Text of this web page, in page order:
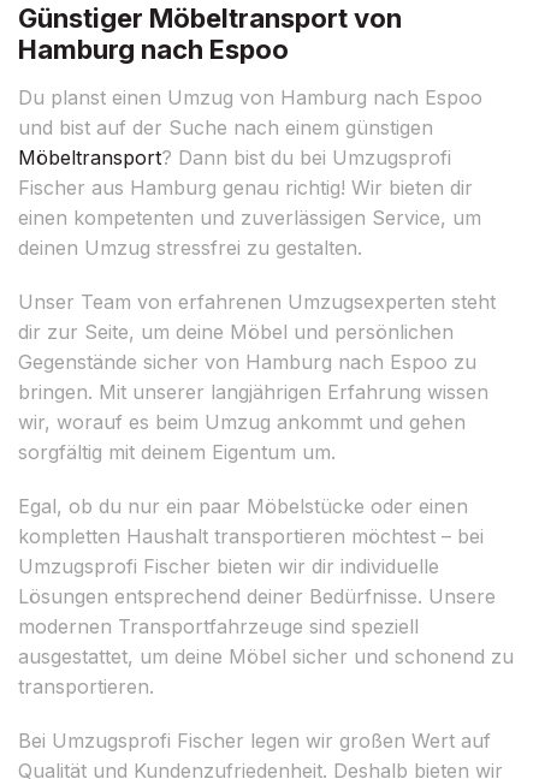
Günstiger Möbeltransport von
Hamburg nach Espoo
Du planst einen Umzug von Hamburg nach Espoo
und bist auf der Suche nach einem günstigen
Möbeltransport? Dann bist du bei Umzugsprofi
Fischer aus Hamburg genau richtig! Wir bieten dir
einen kompetenten und zuverlässigen Service, um
deinen Umzug stressfrei zu gestalten.
Unser Team von erfahrenen Umzugsexperten steht
dir zur Seite, um deine Möbel und persönlichen
Gegenstände sicher von Hamburg nach Espoo zu
bringen. Mit unserer langjährigen Erfahrung wissen
wir, worauf es beim Umzug ankommt und gehen
sorgfältig mit deinem Eigentum um.
Egal, ob du nur ein paar Möbelstücke oder einen
kompletten Haushalt transportieren möchtest – bei
Umzugsprofi Fischer bieten wir dir individuelle
Lösungen entsprechend deiner Bedürfnisse. Unsere
modernen Transportfahrzeuge sind speziell
ausgestattet, um deine Möbel sicher und schonend zu
transportieren.
Bei Umzugsprofi Fischer legen wir großen Wert auf
Qualität und Kundenzufriedenheit. Deshalb bieten wir